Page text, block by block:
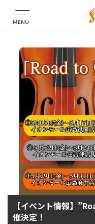
店舗情報
【イベント情報】
催決定！